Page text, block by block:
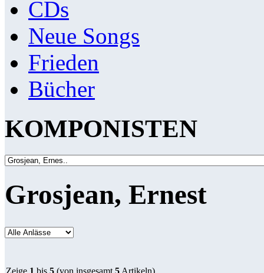
CDs
Neue Songs
Frieden
Bücher
KOMPONISTEN
Grosjean, Ernest
Zeige 1 bis 5 (von insgesamt 5 Artikeln)